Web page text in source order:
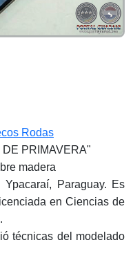
Rodas
DE PRIMAVERA"
madera
Paraguay. Es
en Ciencias de
técnicas del modelado